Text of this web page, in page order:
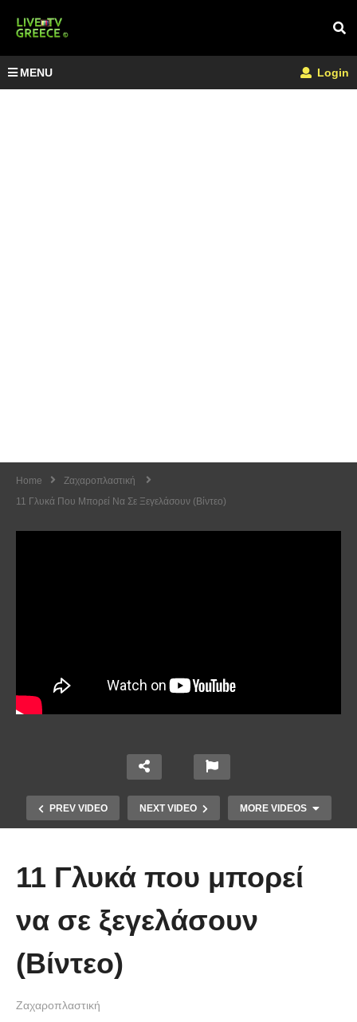
MENU Login
Home
Ζαχαροπλαστική
11 Γλυκά Που Μπορεί Να Σε Ξεγελάσουν (Βίντεο)
PREV VIDEO NEXT VIDEO MORE VIDEOS
Με αυτόν τον τρόπο μπορείτε να
που τα λατρεύουν τα παιδιά
11 Γλυκά που μπορεί
να σε ξεγελάσουν
(Βίντεο)
Ζαχαροπλαστική